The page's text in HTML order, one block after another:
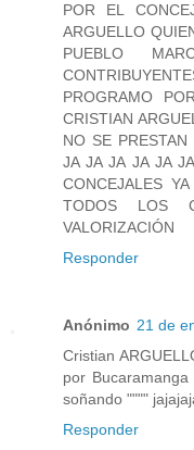
POR EL
ARGUELLO
PUEBLO
PROGRAMO
CRISTIAN
NO SE PRESTAN
JA JA JA JA JA
CONCEJALES
TODOS LOS
VALORIZACIÓN
Responder
Anónimo 21 de
Cristian
por
soñando """"
Responder